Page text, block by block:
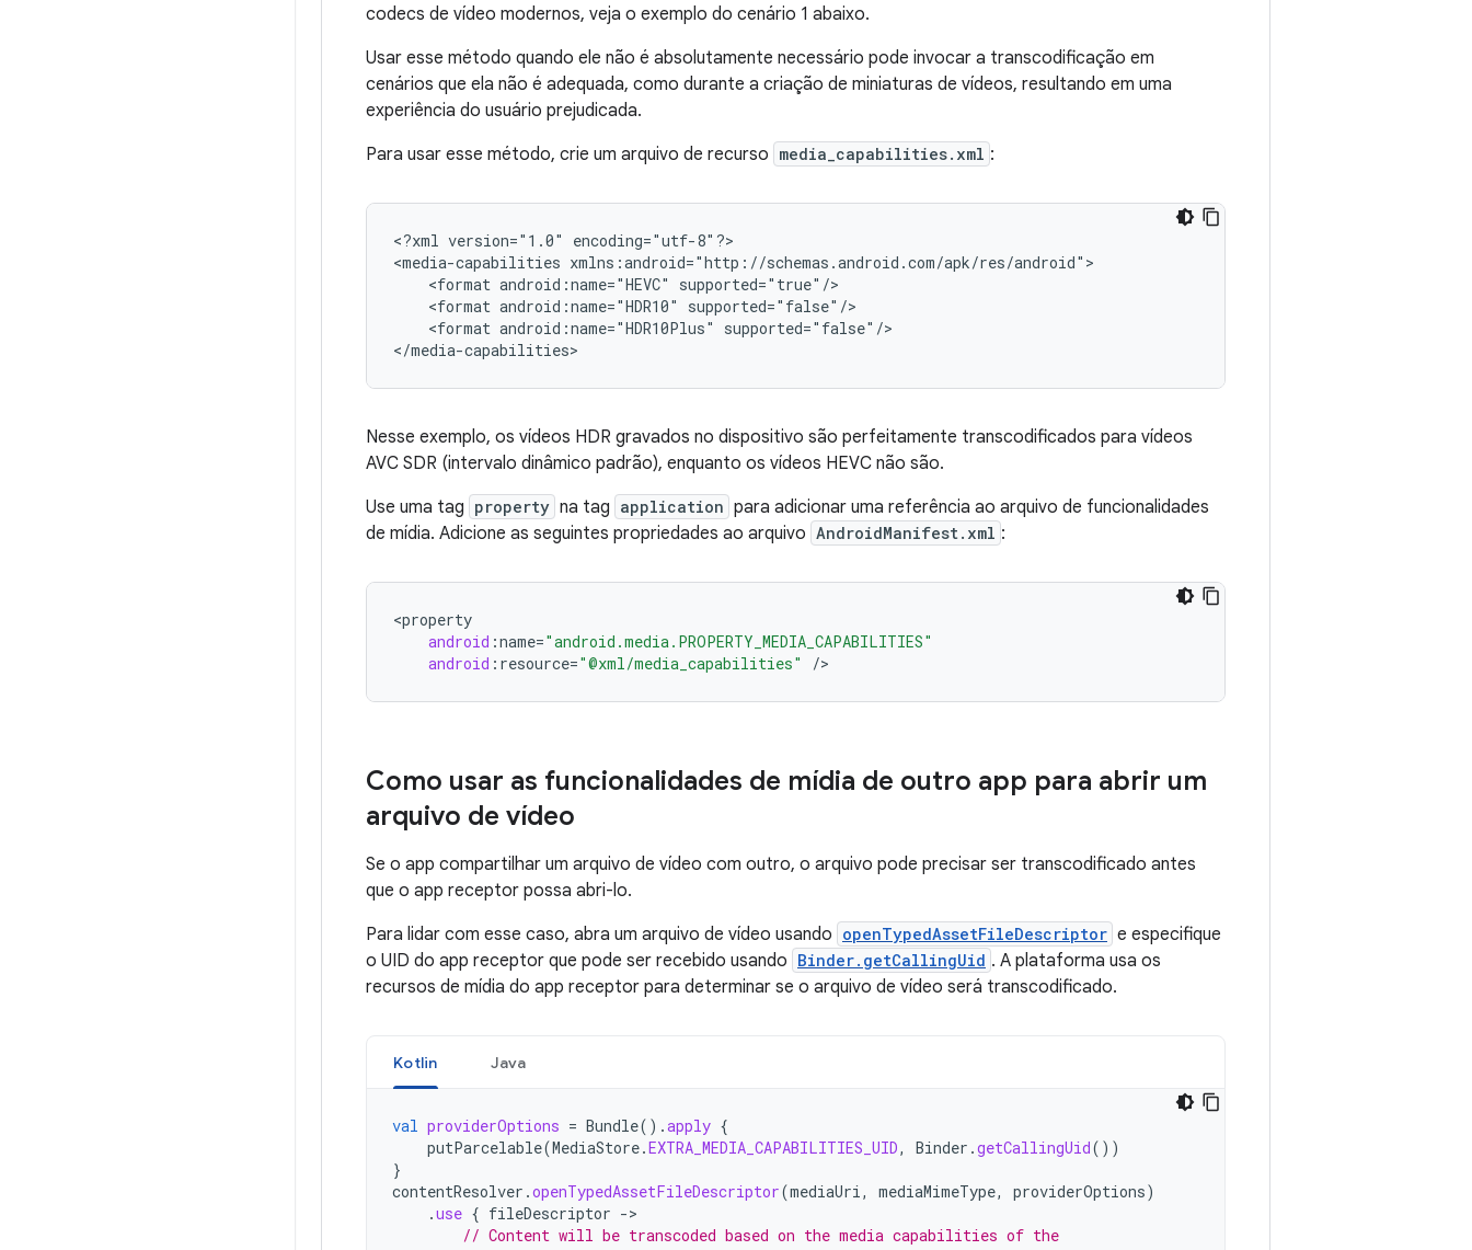
codecs de vídeo modernos, veja o exemplo do cenário 1 abaixo.
Usar esse método quando ele não é absolutamente necessário pode invocar a transcodificação em
cenários que ela não é adequada, como durante a criação de miniaturas de vídeos, resultando em uma
experiência do usuário prejudicada.
Para usar esse método, crie um arquivo de recurso media_capabilities.xml :
<?xml version="1.0" encoding="utf-8"?>
<media-capabilities xmlns:android="http://schemas.android.com/apk/res/android">
    <format android:name="HEVC" supported="true"/>
    <format android:name="HDR10" supported="false"/>
    <format android:name="HDR10Plus" supported="false"/>
Nesse exemplo, os vídeos HDR gravados no dispositivo são perfeitamente transcodificados para vídeos
AVC SDR (intervalo dinâmico padrão), enquanto os vídeos HEVC não são.
Use uma tag property na tag application para adicionar uma referência ao arquivo de funcionalidades
de mídia. Adicione as seguintes propriedades ao arquivo AndroidManifest.xml :
<property
android :name="android.media.PROPERTY_MEDIA_CAPABILITIES"
android : resource="@xml/media_capabilities" /
Como usar as funcionalidades de mídia de outro app para abrir um
arquivo de vídeo
Se o app compartilhar um arquivo de vídeo com outro, o arquivo pode precisar ser transcodificado antes
que o app receptor possa abri-lo.
Para lidar com esse caso, abra um arquivo de vídeo usando openTypedAssetFileDescriptor e especifique
o UID do app receptor que pode ser recebido usando Binder.getCallingUid . A plataforma usa os
recursos de mídia do app receptor para determinar se o arquivo de vídeo será transcodificado.
Kotlin Java
val providerOptions = Bundle().apply {
putParcelable(MediaStore.EXTRA_MEDIA_CAPABILITIES_UID, Binder .getCallingUid())
}
contentResolver .openTypedAssetFileDescriptor(mediaUri, mediaMimeType, providerOptions)
.use { fileDescriptor ->
// Content will be transcoded based on the media capabilities of the